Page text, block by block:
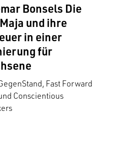
Bonsels Die
und ihre
in einer
für
Fast Forward
Conscientious